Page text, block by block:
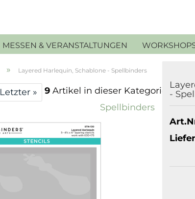
MESSEN & VERANSTALTUNGEN
» Layered Harlequin, Schablone - Spellbinders
Letzter » 9 Artikel in dieser Kategorie
Spellbinders
-